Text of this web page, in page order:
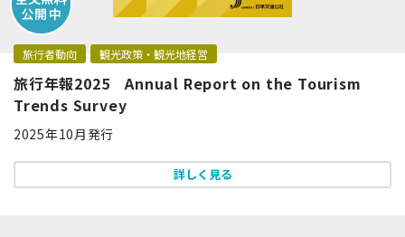
旅行者動向 観光政策・観光地経営
旅行年報2025 Annual Report on the Tourism
Trends Survey
2025年10月発行
詳しく見る